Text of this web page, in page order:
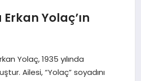
Yolaç’ın
Yolaç, 1935 yılında
Ailesi, “Yolaç” soyadını